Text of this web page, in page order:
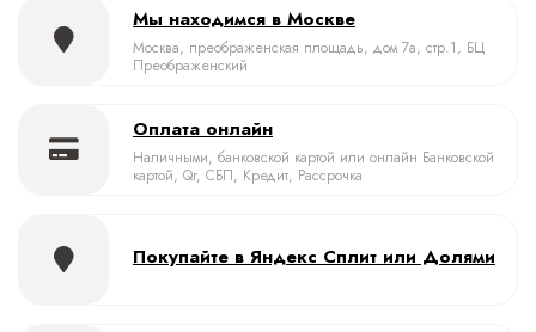
Мы находимся в Москве
Москва, преображенская площадь, дом 7а, стр.1, БЦ
Преображенский
Оплата онлайн
Наличными, банковской картой или онлайн Банковской
картой, Qr, СБП, Кредит, Рассрочка
Покупайте в Яндекс Сплит или Долями